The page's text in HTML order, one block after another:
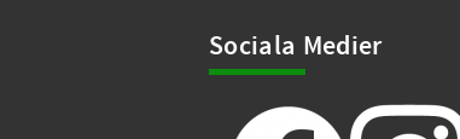
Sociala Medier